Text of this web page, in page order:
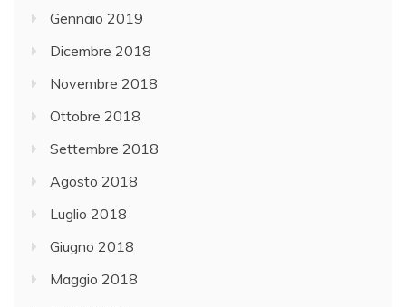
Gennaio 2019
Dicembre 2018
Novembre 2018
Ottobre 2018
Settembre 2018
Agosto 2018
Luglio 2018
Giugno 2018
Maggio 2018